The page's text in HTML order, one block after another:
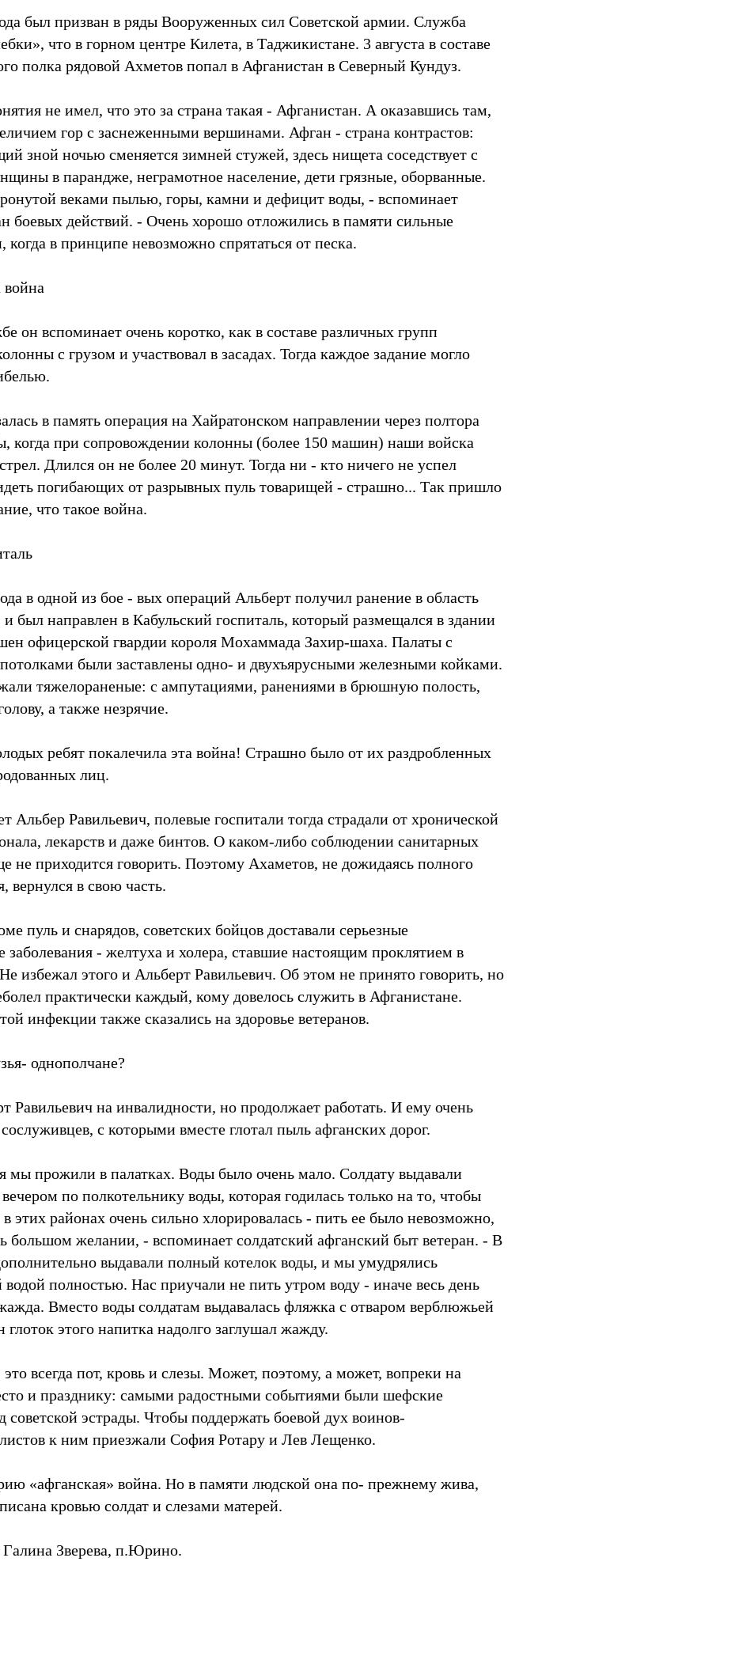
был призван в ряды Вооруженных сил Советской армии. Служба
что в горном центре Килета, в Таджикистане. 3 августа в составе
полка рядовой Ахметов попал в Афганистан в Северный Кундуз.
не имел, что это за страна такая - Афганистан. А оказавшись там,
гор с заснеженными вершинами. Афган - страна контрастов:
зной ночью сменяется зимней стужей, здесь нищета соседствует с
в парандже, неграмотное население, дети грязные, оборванные.
веками пылью, горы, камни и дефицит воды, - вспоминает
боевых действий. - Очень хорошо отложились в памяти сильные
когда в принципе невозможно спрятаться от песка.
война
он вспоминает очень коротко, как в составе различных групп
с грузом и участвовал в засадах. Тогда каждое задание могло
в память операция на Хайратонском направлении через полтора
когда при сопровождении колонны (более 150 машин) наши войска
Длился он не более 20 минут. Тогда ни - кто ничего не успел
погибающих от разрывных пуль товарищей - страшно... Так пришло
что такое война.
в одной из бое - вых операций Альберт получил ранение в область
и был направлен в Кабульский госпиталь, который размещался в здании
офицерской гвардии короля Мохаммада Захир-шаха. Палаты с
были заставлены одно- и двухъярусными железными койками.
тяжелораненые: с ампутациями, ранениями в брюшную полость,
а также незрячие.
ребят покалечила эта война! Страшно было от их раздробленных
лиц.
Альбер Равильевич, полевые госпитали тогда страдали от хронической
лекарств и даже бинтов. О каком-либо соблюдении санитарных
не приходится говорить. Поэтому Ахаметов, не дожидаясь полного
вернулся в свою часть.
пуль и снарядов, советских бойцов доставали серьезные
- желтуха и холера, ставшие настоящим проклятием в
избежал этого и Альберт Равильевич. Об этом не принято говорить, но
практически каждый, кому довелось служить в Афганистане.
инфекции также сказались на здоровье ветеранов.
однополчане?
Равильевич на инвалидности, но продолжает работать. И ему очень
с которыми вместе глотал пыль афганских дорог.
мы прожили в палатках. Воды было очень мало. Солдату выдавали
по полкотельнику воды, которая годилась только на то, чтобы
этих районах очень сильно хлорировалась - пить ее было невозможно,
большом желании, - вспоминает солдатский афганский быт ветеран. - В
выдавали полный котелок воды, и мы умудрялись
водой полностью. Нас приучали не пить утром воду - иначе весь день
Вместо воды солдатам выдавалась фляжка с отваром верблюжьей
этого напитка надолго заглушал жажду.
всегда пот, кровь и слезы. Может, поэтому, а может, вопреки на
и празднику: самыми радостными событиями были шефские
советской эстрады. Чтобы поддержать боевой дух воинов-
к ним приезжали София Ротару и Лев Лещенко.
«афганская» война. Но в памяти людской она по- прежнему жива,
кровью солдат и слезами матерей.
Галина Зверева, п.Юрино.